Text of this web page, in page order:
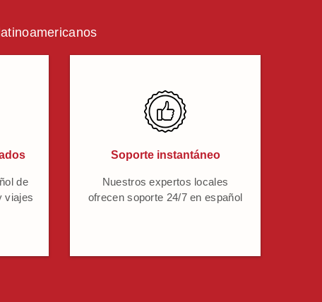
de
viajes
Soporte instantáneo
Nuestros expertos locales
ofrecen soporte 24/7 en español